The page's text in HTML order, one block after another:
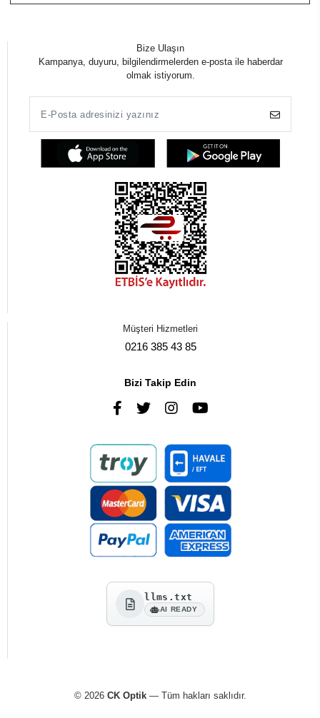
Bize Ulaşın
Kampanya, duyuru, bilgilendirmelerden e-posta ile haberdar
olmak istiyorum.
Müşteri Hizmetleri
0216 385 43 85
Bizi Takip Edin
llms.txt
AI READY
© 2026 CK Optik— Tüm hakları saklıdır.